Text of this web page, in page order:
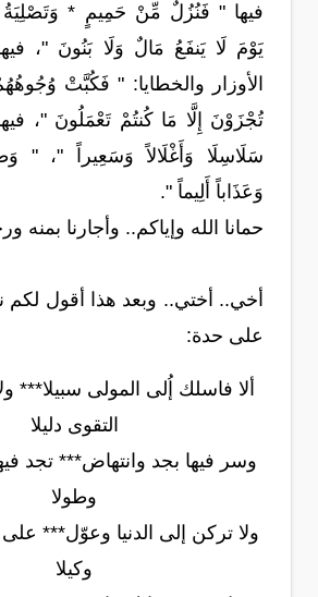
فيها " فَنُزُلٌ مِّنْ حَمِيمٍ * وَتَصْلِيَةُ
يَوْمَ لَا يَنفَعُ مَالٌ وَلَا بَنُونَ "،
الأوزار والخطايا: " فَكُبَّتْ
تُجْزَوْنَ إِلَّا مَا كُنتُمْ تَعْمَلُونَ "،
سَلَاسِلَا وَأَغْلَالاً وَسَعِيراً "، "
وَعَذَاباً أَلِيماً ".
حمانا الله وإياكم.. وأجارنا بمنه
أخي.. أختي.. وبعد هذا أقول لكم
على حدة:
ألا فاسلك إُلى المولى
التقوى دليلا
وسر فيها بجد وانتهاض*** تجد
وطولا
ولا تركن إلى الدنيا وعوّل***
وكيلا